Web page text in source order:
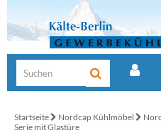
Startseite Nordcap Kühlmöbel
Serie mit Glastüre